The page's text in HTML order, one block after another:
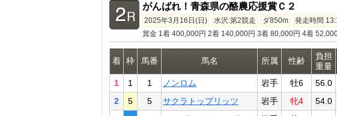
がんばれ！青森県の酪農応援賞Ｃ２
2025年3月16日(日) 水沢:第2競走 ダ850m 発走時間
賞金 1着 400,000円 2着 140,000円 3着 80,000円 4着
着 枠 馬番 馬名 所属 性齢
負担
重量
1 1 1 ノンロム 岩手 牡6 56.0
2
5 5 サクラトップリッツ 岩手 牝4 54.0